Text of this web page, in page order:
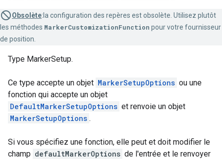
Obsolète:la configuration des repères est obsolète. Utilisez plutôt
les méthodes MarkerCustomizationFunction pour votre fournisseur
de position.
Type MarkerSetup.
Ce type accepte un objet MarkerSetupOptions ou une
fonction qui accepte un objet
DefaultMarkerSetupOptions et renvoie un objet
MarkerSetupOptions .
Si vous spécifiez une fonction, elle peut et doit modifier le
champ defaultMarkerOptions de l'entrée et le renvoyer